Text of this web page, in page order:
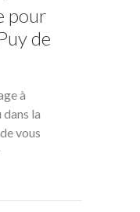
pour
de
à
la
vous